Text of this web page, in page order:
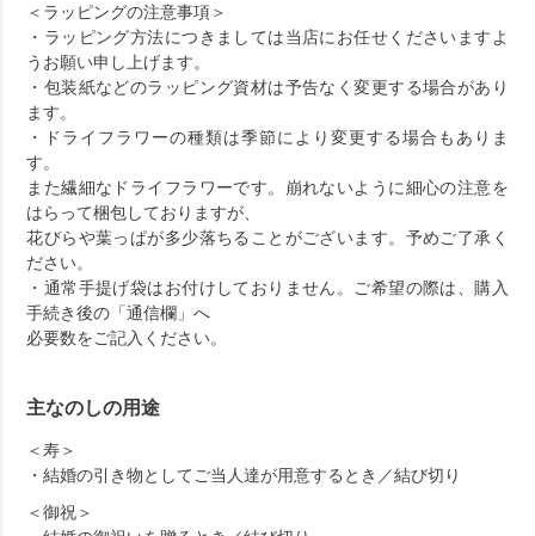
＜ラッピングの注意事項＞
・ラッピング方法につきましては当店にお任せくださいますよ
うお願い申し上げます。
・包装紙などのラッピング資材は予告なく変更する場合があり
ます。
・ドライフラワーの種類は季節により変更する場合もありま
す。
また繊細なドライフラワーです。崩れないように細心の注意を
はらって梱包しておりますが、
花びらや葉っぱが多少落ちることがございます。予めご了承く
ださい。
・通常手提げ袋はお付けしておりません。ご希望の際は、購入
手続き後の「通信欄」へ
必要数をご記入ください。
主なのしの用途
＜寿＞
・結婚の引き物としてご当人達が用意するとき／結び切り
＜御祝＞